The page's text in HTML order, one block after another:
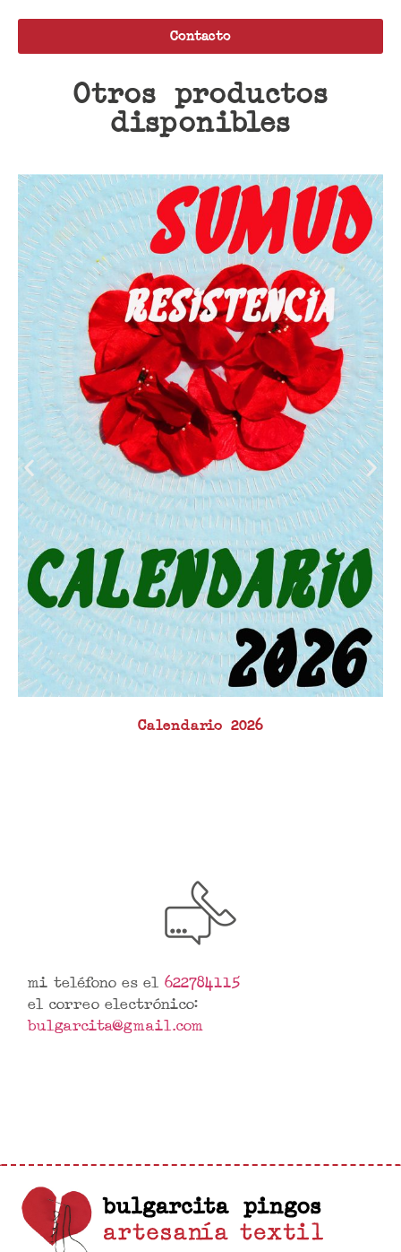
Contacto
Otros productos
disponibles
Calendario 2026
mi teléfono es el 622784115
el correo electrónico:
bulgarcita@gmail.com